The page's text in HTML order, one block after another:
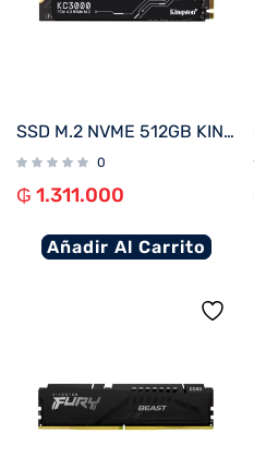
SSD M.2 NVME 512GB KINGSTON KC3000 SKC3000S/512G 7000/3900 PCIE 4.0
0
₲ 1.311.000
Añadir Al Carrito